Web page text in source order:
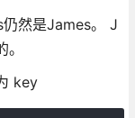
然是James。 J
key